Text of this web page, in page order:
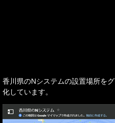
香川県のNシステムの設置場所を
化しています。